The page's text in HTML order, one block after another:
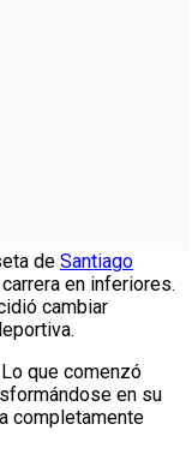
de Santiago
en inferiores.
cambiar
que comenzó
en su
completamente